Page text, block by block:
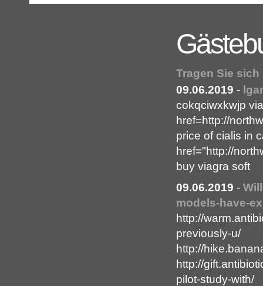
Tragen Sie
09.06.2019 -
cokqciwxkwjp
href=http://
price of cialis in
href="http://
buy viagra soft
09.06.2019 -
models-have-
http://
previously-u/
http://
http://
pilot-study-with/